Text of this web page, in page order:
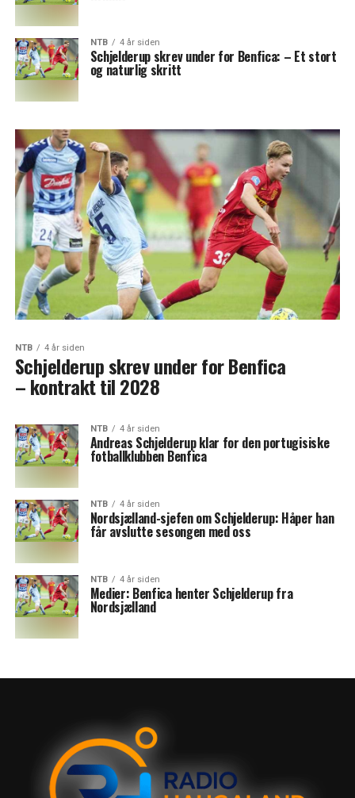
NTB 4 år siden
Schjelderup skrev under for Benfica: – Et stort
og naturlig skritt
NTB 4 år siden
Schjelderup skrev under for Benfica
– kontrakt til 2028
NTB 4 år siden
Andreas Schjelderup klar for den portugisiske
fotballklubben Benfica
NTB 4 år siden
Nordsjælland-sjefen om Schjelderup: Håper han
får avslutte sesongen med oss
NTB 4 år siden
Medier: Benfica henter Schjelderup fra
Nordsjælland